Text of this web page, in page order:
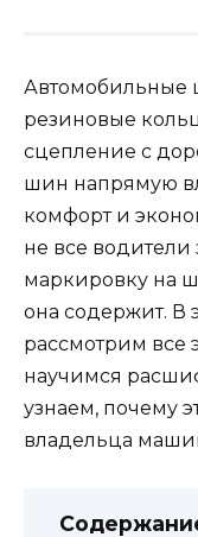
Автомобильные
резиновые
сцепление с
шин напрямую
комфорт и
не все водители
маркировку на
она содержит. В
рассмотрим все
научимся
узнаем, почему
владельца